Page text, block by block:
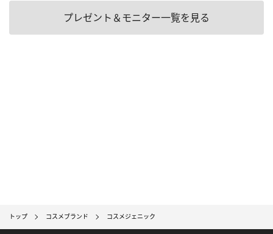
プレゼント＆モニター一覧を見る
トップ コスメブランド コスメジェニック